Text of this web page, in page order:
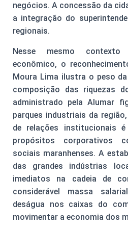
negócios. A concessão da
a integração do
regionais.
Nesse mesmo contexto
econômico, o
Moura Lima ilustra o peso
composição das riquezas
administrado pela Alumar
parques industriais da
de relações institucionais
propósitos corporativos
sociais maranhenses. A
das grandes indústrias
imediatos na cadeia de
considerável massa
deságua nos caixas do
movimentar a economia dos